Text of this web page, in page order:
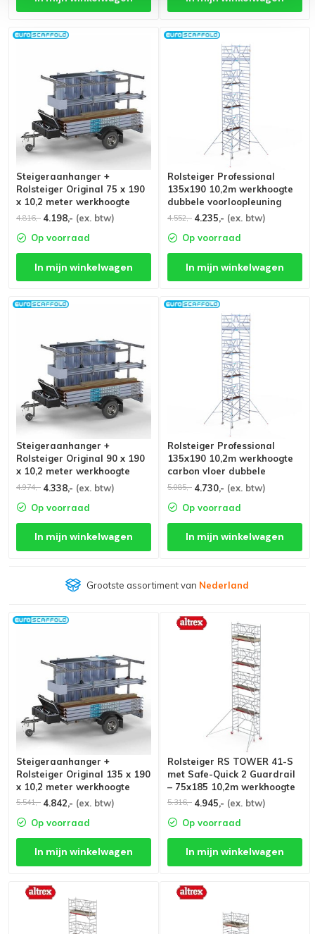
Steigeraanhanger +
Rolsteiger Original 75 x 190
x 10,2 meter werkhoogte
4.816,- 4.198,- (ex. btw)
Op voorraad
In mijn winkelwagen
Rolsteiger Professional
135x190 10,2m werkhoogte
dubbele voorloopleuning
4.552,- 4.235,- (ex. btw)
Op voorraad
In mijn winkelwagen
Steigeraanhanger +
Rolsteiger Original 90 x 190
x 10,2 meter werkhoogte
4.974,- 4.338,- (ex. btw)
Op voorraad
In mijn winkelwagen
Rolsteiger Professional
135x190 10,2m werkhoogte
carbon vloer dubbele
voorloopleuning
5.085,- 4.730,- (ex. btw)
Op voorraad
In mijn winkelwagen
Grootste assortiment van Nederland
Steigeraanhanger +
Rolsteiger Original 135 x 190
x 10,2 meter werkhoogte
5.541,- 4.842,- (ex. btw)
Op voorraad
In mijn winkelwagen
Rolsteiger RS TOWER 41-S
met Safe-Quick 2 Guardrail
– 75x185 10,2m werkhoogte
5.316,- 4.945,- (ex. btw)
Op voorraad
In mijn winkelwagen